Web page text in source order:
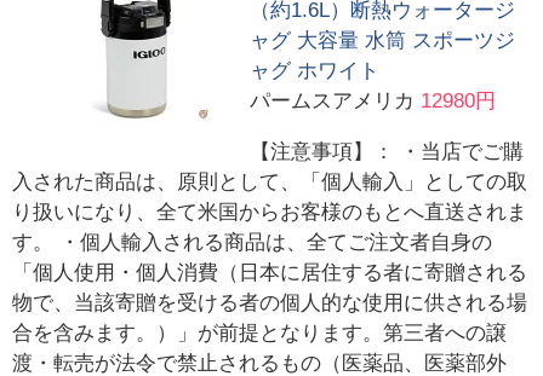
（約1.6L）断熱ウォータージ
ャグ 大容量 水筒 スポーツジ
ャグ ホワイト
パームスアメリカ 12980円
【注意事項】： ・当店でご購
入された商品は、原則として、「個人輸入」としての取
り扱いになり、全て米国からお客様のもとへ直送されま
す。 ・個人輸入される商品は、全てご注文者自身の
「個人使用・個人消費（日本に居住する者に寄贈される
物で、当該寄贈を受ける者の個人的な使用に供される場
合を含みます。）」が前提となります。第三者への譲
渡・転売が法令で禁止されるもの（医薬品、医薬部外